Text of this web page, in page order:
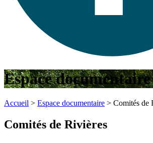
Espace documentaire
Accueil > Espace documentaire > Comités de
Comités de Rivières